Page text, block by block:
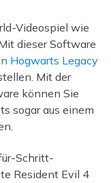
Videospiel wie
dieser Software
Hogwarts Legacy
Mit der
können Sie
sogar aus einem
Schritt-
Resident Evil 4